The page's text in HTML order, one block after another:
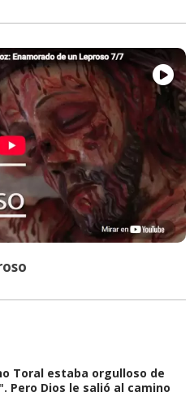
Toral estaba orgulloso de
Pero Dios le salió al camino